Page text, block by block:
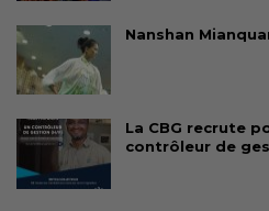
Nanshan
La CBG recrute
contrôleur de